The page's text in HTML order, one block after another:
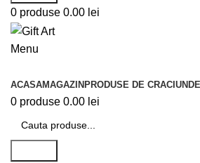
0 produse 0.00 lei
Menu
ACASAMAGAZINPRODUSE DE CRACIUN
0 produse 0.00 lei